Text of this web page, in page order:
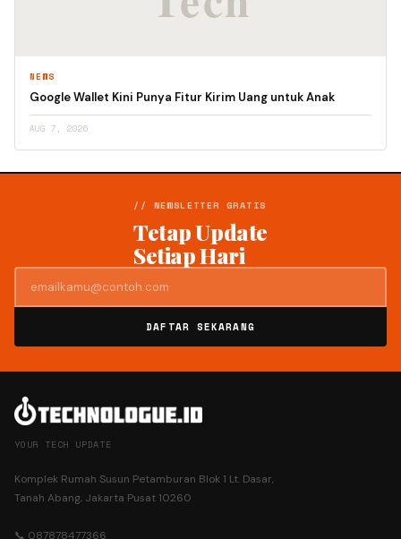
NEWS
Google Wallet Kini Punya Fitur Kirim Uang untuk Anak
AUG 7, 2026
// NEWSLETTER GRATIS
Tetap Update
Setiap Hari
DAFTAR SEKARANG
YOUR TECH UPDATE
Komplek Rumah Susun Petamburan Blok 1 Lt. Dasar,
Tanah Abang, Jakarta Pusat 10260
📞 087878477366